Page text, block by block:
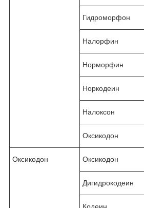
Гидроморфон
Налорфин
Норморфин
Норкодеин
Налоксон
Оксикодон
Оксикодон Оксикодон
Дигидрокодеин